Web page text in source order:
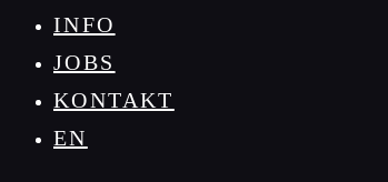
INFO
JOBS
KONTAKT
EN